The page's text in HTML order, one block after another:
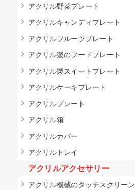
アクリル野菜プレート
アクリルキャンディプレート
アクリルフルーツプレート
アクリル製のフードプレート
アクリル製スイートプレート
アクリルケーキプレート
アクリルプレート
アクリル箱
アクリルカバー
アクリルトレイ
アクリルアクセサリー
アクリル機械のタッチスクリーン